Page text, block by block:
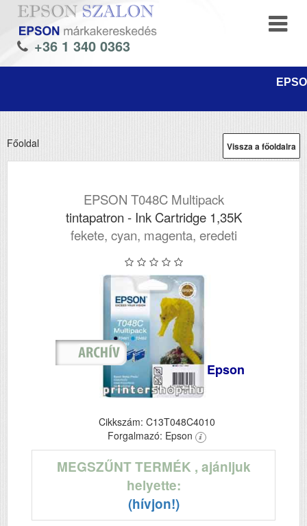
+36 1 340 0363
Vissza a főoldalra
Főoldal
EPSON T048C Multipack
tintapatron - Ink Cartridge 1,35K
fekete, cyan, magenta, eredeti
Epson
Cikkszám: C13T048C4010
Forgalmazó: Epson
MEGSZŰNT TERMÉK , ajánljuk
helyette:
(hívjon!)